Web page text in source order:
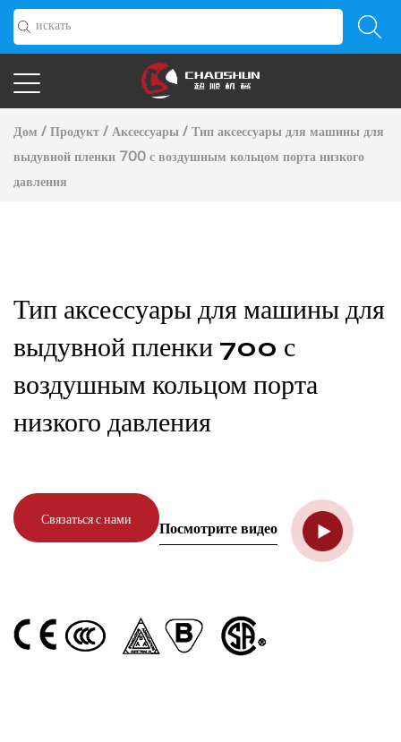
Дом / Продукт / Аксессуары / Тип аксессуары для машины для
выдувной пленки 700 с воздушным кольцом порта низкого
давления
Тип аксессуары для машины для
выдувной пленки 700 с
воздушным кольцом порта
низкого давления
Связаться с нами
Посмотрите видео